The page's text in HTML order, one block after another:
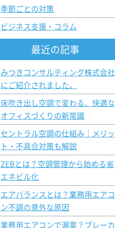
季節ごとの対策
ビジネス支援・コラム
最近の記事
みつきコンサルティング株式会社
にご紹介されました。
床吹き出し空調で変わる、快適な
オフィスづくりの新常識
セントラル空調の仕組み｜メリッ
ト・不具合対策も解説
ZEBとは？空調管理から始める省
エネビル化
エアバランスとは？業務用エアコ
ン不調の意外な原因
業務用エアコンで漏電？ブレーカ